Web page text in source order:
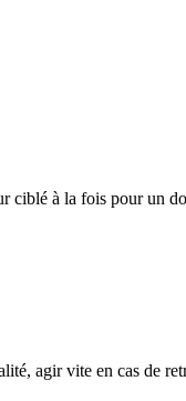
ciblé à la fois pour un
agir vite en cas de